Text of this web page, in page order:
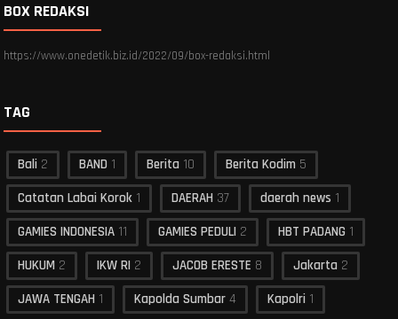
BOX REDAKSI
https://www.onedetik.biz.id/2022/09/box-redaksi.html
TAG
Bali 2 BAND 1 Berita 10 Berita Kodim 5
Catatan Labai Korok 1 DAERAH 37 daerah news 1
GAMIES INDONESIA 11 GAMIES PEDULI 2 HBT PADANG 1
HUKUM 2 IKW RI 2 JACOB ERESTE 8 Jakarta 2
JAWA TENGAH 1 Kapolda Sumbar 4 Kapolri 1